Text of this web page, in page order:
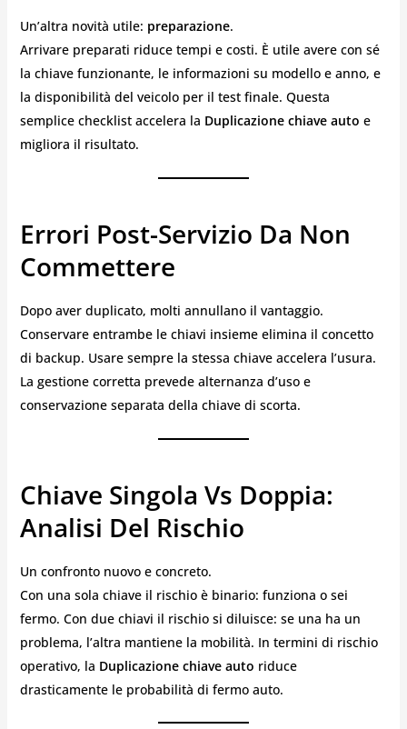
Un’altra novità utile: preparazione.
Arrivare preparati riduce tempi e costi. È utile avere con sé
la chiave funzionante, le informazioni su modello e anno, e
la disponibilità del veicolo per il test finale. Questa
semplice checklist accelera la Duplicazione chiave auto e
migliora il risultato.
Errori Post-Servizio Da Non
Commettere
Dopo aver duplicato, molti annullano il vantaggio.
Conservare entrambe le chiavi insieme elimina il concetto
di backup. Usare sempre la stessa chiave accelera l’usura.
La gestione corretta prevede alternanza d’uso e
conservazione separata della chiave di scorta.
Chiave Singola Vs Doppia:
Analisi Del Rischio
Un confronto nuovo e concreto.
Con una sola chiave il rischio è binario: funziona o sei
fermo. Con due chiavi il rischio si diluisce: se una ha un
problema, l’altra mantiene la mobilità. In termini di rischio
operativo, la Duplicazione chiave auto riduce
drasticamente le probabilità di fermo auto.